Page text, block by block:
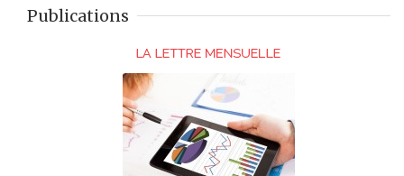
Publications